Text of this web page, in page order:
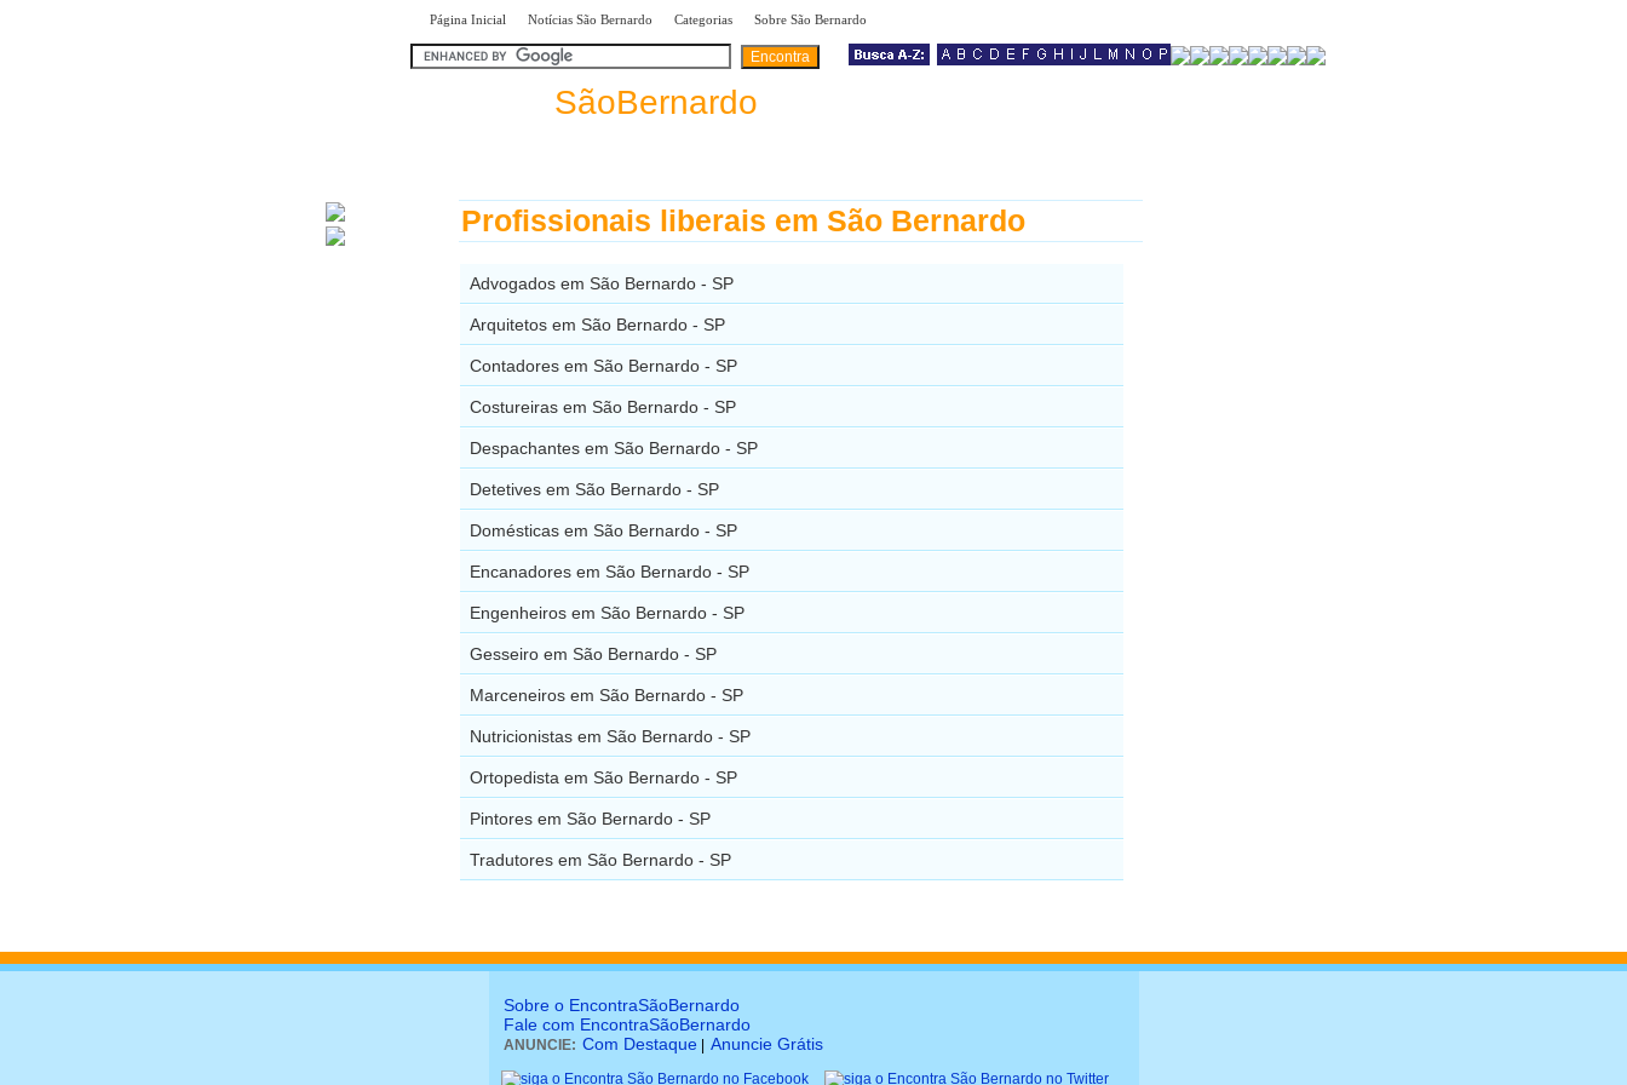
Página Inicial Notícias São Bernardo Categorias Sobre São Bernardo
SãoBernardo
Profissionais liberais em São Bernardo
Advogados em São Bernardo - SP
Arquitetos em São Bernardo - SP
Contadores em São Bernardo - SP
Costureiras em São Bernardo - SP
Despachantes em São Bernardo - SP
Detetives em São Bernardo - SP
Domésticas em São Bernardo - SP
Encanadores em São Bernardo - SP
Engenheiros em São Bernardo - SP
Gesseiro em São Bernardo - SP
Marceneiros em São Bernardo - SP
Nutricionistas em São Bernardo - SP
Ortopedista em São Bernardo - SP
Pintores em São Bernardo - SP
Tradutores em São Bernardo - SP
Sobre o EncontraSãoBernardo
Fale com EncontraSãoBernardo
ANUNCIE: Com Destaque Anuncie Grátis